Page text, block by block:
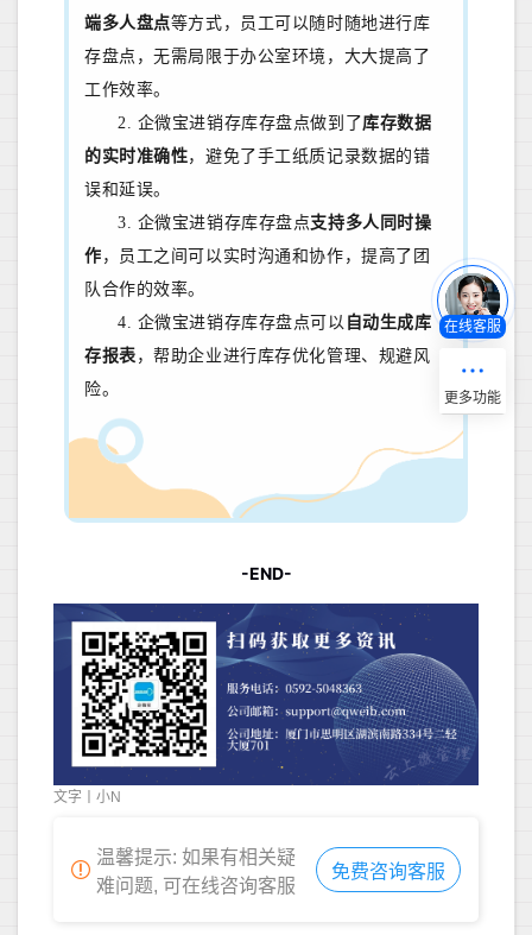
端多人盘点等方式，
员工可以随时随地进行库
存盘点，无需局限于办公室环境，大大提高了
工作效率。
2. 企微宝进销存库存盘点做到了库存数据
的实时准确性，避免了手工纸质记录数据的错
误和延误。
3. 企微宝进销存库存盘点支持多人同时操
作 ，员工之间可以实时沟通和协作，提高了团
队合作的效率。
4. 企微宝进销存库存盘点可以 自动生成库
存报表 ，帮助企业进行库存优化管理、规避风
险。
-END-
文字丨小N
温馨提示: 如果有相关疑
难问题, 可在线咨询客服
免费咨询客服
在线客服